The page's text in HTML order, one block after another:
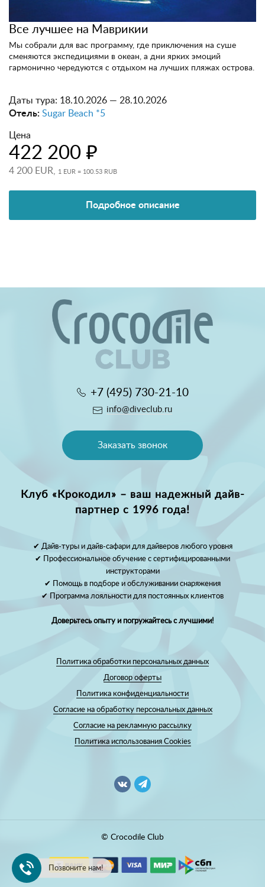
Все лучшее на Маврикии
Мы собрали для вас программу, где приключения на суше
сменяются экспедициями в океан, а дни ярких эмоций
гармонично чередуются с отдыхом на лучших пляжах острова.
Даты тура: 18.10.2026 — 28.10.2026
Отель: Sugar Beach *5
Цена
422 200 ₽
4 200 EUR, 1 EUR = 100.53 RUB
Подробное описание
+7 (495) 730-21-10
info@diveclub.ru
Заказать звонок
Клуб «Крокодил» – ваш надежный дайв-
партнер с 1996 года!
✔ Дайв-туры и дайв-сафари для дайверов любого уровня
✔ Профессиональное обучение с сертифицированными
инструкторами
✔ Помощь в подборе и обслуживании снаряжения
✔ Программа лояльности для постоянных клиентов
Доверьтесь опыту и погружайтесь с лучшими!
Политика обработки персональных данных
Договор оферты
Политика конфиденциальности
Согласие на обработку персональных данных
Согласие на рекламную рассылку
Политика использования Cookies
© Crocodile Club
Позвоните нам!